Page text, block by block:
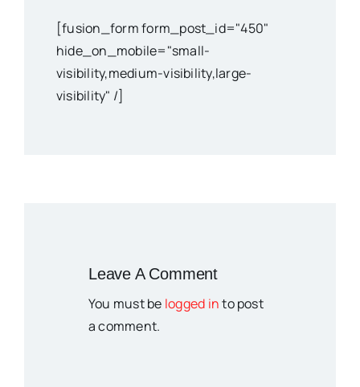
[fusion_form form_post_id="450"
hide_on_mobile="small-
visibility,medium-visibility,large-
visibility" /]
Leave A Comment
You must be logged into post
a comment.